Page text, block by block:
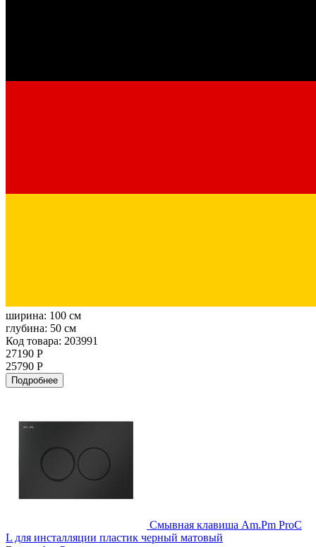
ширина: 100 см
глубина: 50 см
Код товара: 203991
27190 Р
25790 Р
Подробнее
Смывная клавиша Am.Pm ProC
L для инсталляции пластик черный матовый